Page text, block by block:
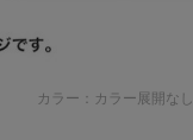
カラー：カラー展開なし